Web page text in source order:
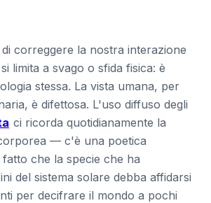
correggere la nostra interazione
limita a svago o sfida fisica: è
stessa. La vista umana, per
è difettosa. L'uso diffuso degli
ci ricorda quotidianamente la
— c'è una poetica
che la specie che ha
del sistema solare debba affidarsi
per decifrare il mondo a pochi